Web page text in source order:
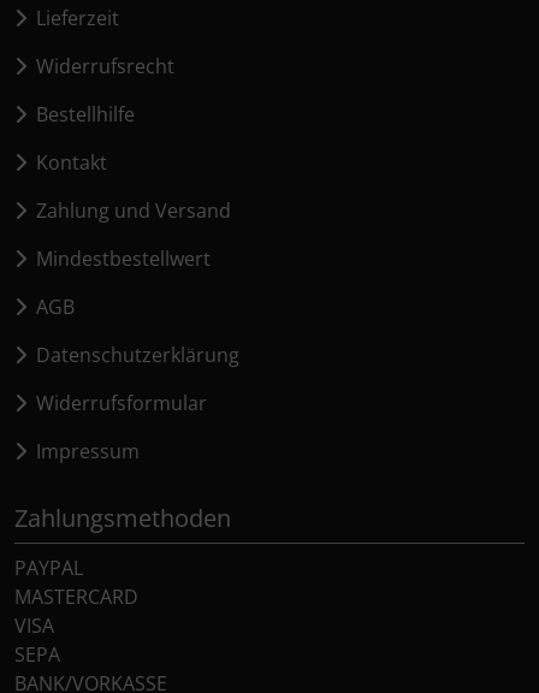
Lieferzeit
Widerrufsrecht
Bestellhilfe
Kontakt
Zahlung und Versand
Mindestbestellwert
AGB
Datenschutzerklärung
Widerrufsformular
Impressum
Zahlungsmethoden
PAYPAL
MASTERCARD
VISA
SEPA
BANK/VORKASSE